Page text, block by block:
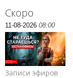
Скоро
11-08-2026 08:00
Записи эфиров